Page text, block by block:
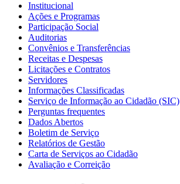
Institucional
Ações e Programas
Participação Social
Auditorias
Convênios e Transferências
Receitas e Despesas
Licitações e Contratos
Servidores
Informações Classificadas
Serviço de Informação ao Cidadão (SIC)
Perguntas frequentes
Dados Abertos
Boletim de Serviço
Relatórios de Gestão
Carta de Serviços ao Cidadão
Avaliação e Correição